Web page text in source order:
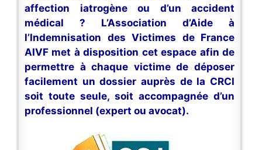
affection iatrogène ou d’un accident
médical ? L’Association d’Aide à
l’Indemnisation des Victimes de France
AIVF met à disposition cet espace afin de
permettre à chaque victime de déposer
facilement un dossier auprès de la CRCI
soit toute seule, soit accompagnée d’un
professionnel (expert ou avocat).